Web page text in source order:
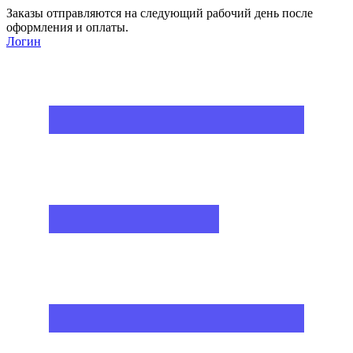
Заказы отправляются на следующий рабочий день после
оформления и оплаты.
Логин